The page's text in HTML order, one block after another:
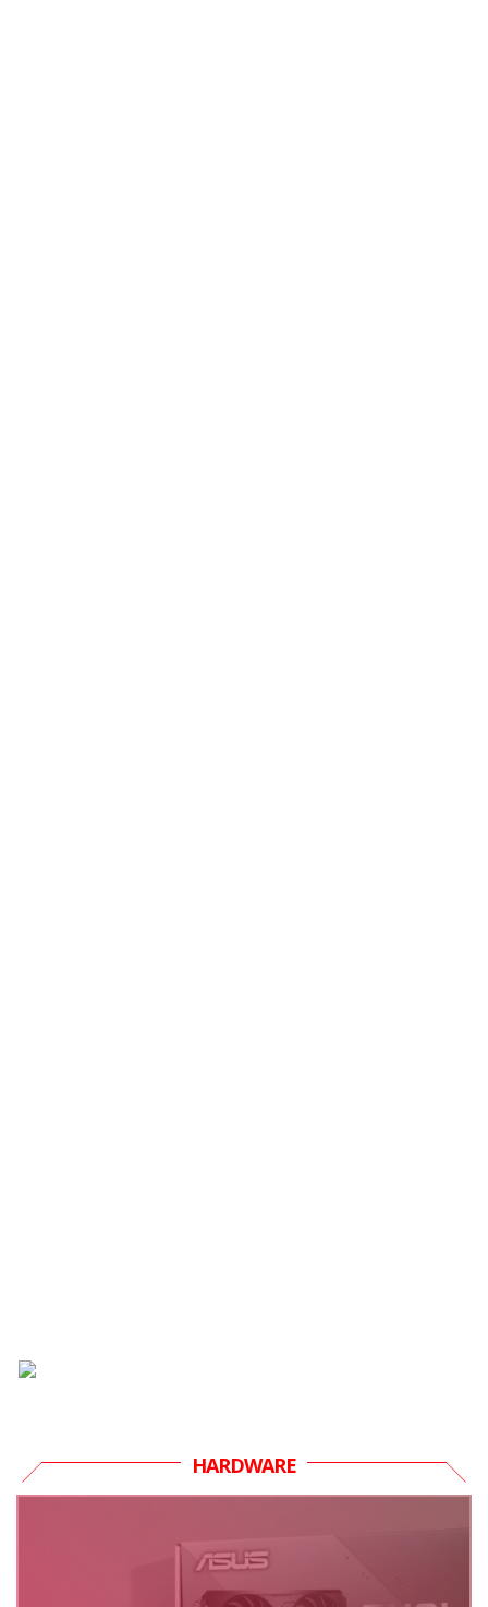
HARDWARE